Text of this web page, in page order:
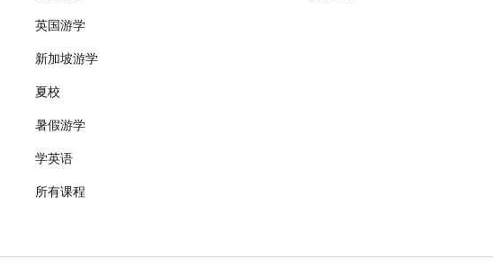
英国游学
新加坡游学
夏校
暑假游学
学英语
所有课程